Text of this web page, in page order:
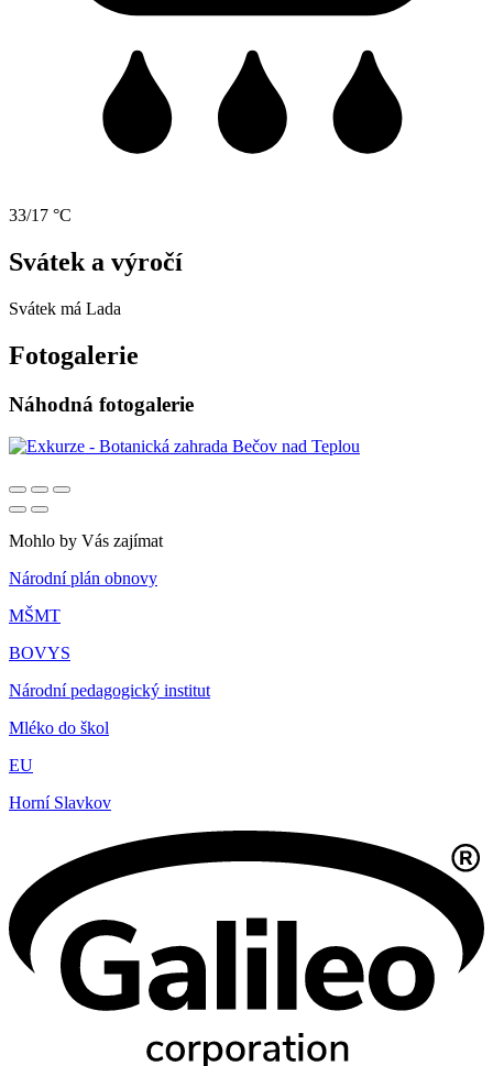
33/17 °C
Svátek a výročí
Svátek má Lada
Fotogalerie
Náhodná fotogalerie
Mohlo by Vás zajímat
Národní plán obnovy
MŠMT
BOVYS
Národní pedagogický institut
Mléko do škol
EU
Horní Slavkov